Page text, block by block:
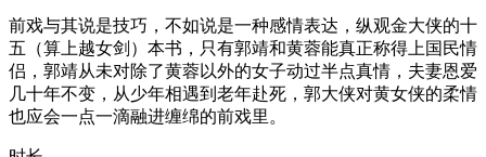
前戏与其说是技巧，不如说是一种感情表达，纵观金大侠的十
五（算上越女剑）本书，只有郭靖和黄蓉能真正称得上国民情
侣，郭靖从未对除了黄蓉以外的女子动过半点真情，夫妻恩爱
几十年不变，从少年相遇到老年赴死，郭大侠对黄女侠的柔情
也应会一点一滴融进缠绵的前戏里。